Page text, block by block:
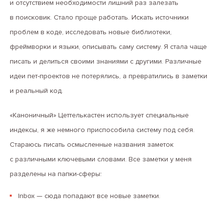
и отсутствием необходимости лишний раз залезать
в поисковик. Стало проще работать. Искать источники
проблем в коде, исследовать новые библиотеки,
фреймворки и языки, описывать саму систему. Я стала чаще
писать и делиться своими знаниями с другими. Различные
идеи пет-проектов не потерялись, а превратились в заметки
и реальный код.
«Каноничный» Цеттелькастен использует специальные
индексы, я же немного приспособила систему под себя.
Стараюсь писать осмысленные названия заметок
с различными ключевыми словами. Все заметки у меня
разделены на папки-сферы:
Inbox — сюда попадают все новые заметки.